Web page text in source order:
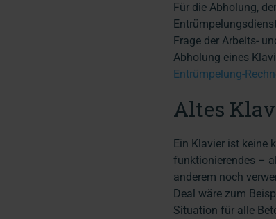
Für die Abholung,
Frage der Arbeits-
Abholung eines
Entrümpelung-
Altes
Ein Klavier ist keine
funktionierendes –
anderem noch
Deal wäre zum
Situation für alle